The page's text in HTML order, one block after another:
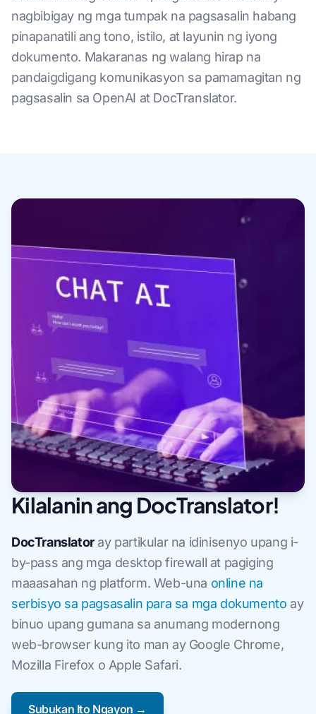
nagbibigay ng mga tumpak na pagsasalin habang
pinapanatili ang tono, istilo, at layunin ng iyong
dokumento. Makaranas ng walang hirap na
pandaigdigang komunikasyon sa pamamagitan ng
pagsasalin sa OpenAI at DocTranslator.
Kilalanin ang DocTranslator!
DocTranslatoray partikular na idinisenyo upang i-
by-pass ang mga desktop firewall at pagiging
maaasahan ng platform. Web-una online na
serbisyo sa pagsasalin para sa mga dokumento ay
binuo upang gumana sa anumang modernong
web-browser kung ito man ay Google Chrome,
Mozilla Firefox o Apple Safari.
Subukan Ito Ngayon →